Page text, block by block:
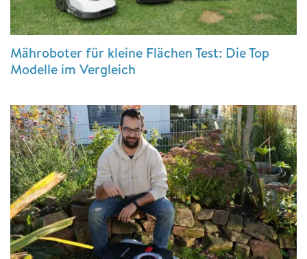
Mähroboter für kleine Flächen Test: Die Top
Modelle im Vergleich